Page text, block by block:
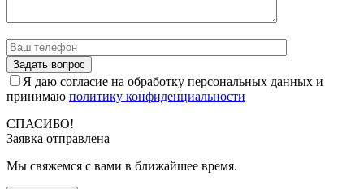
Я даю согласие на обработку персональных данных и
принимаю политику конфиденциальности
СПАСИБО!
Заявка отправлена
Мы свяжемся с вами в ближайшее время.